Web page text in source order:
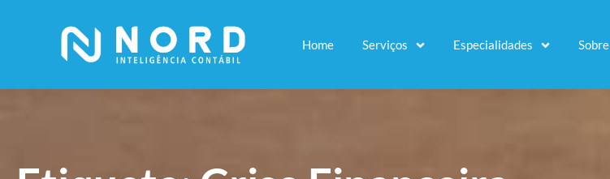
Home Serviços Especialidades Sobre